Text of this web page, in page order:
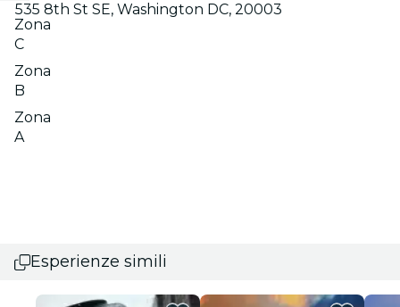
Zona
C
Zona
B
Zona
A
535 8th St SE, Washington DC, 20003
Esperienze simili